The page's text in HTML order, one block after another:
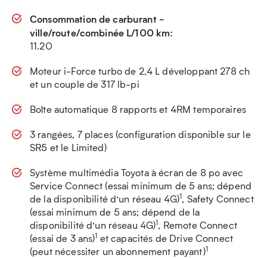
Consommation de carburant -
ville/route/combinée L/100 km:
11.20
Moteur i-Force turbo de 2,4 L développant 278 ch
et un couple de 317 lb-pi
Boîte automatique 8 rapports et 4RM temporaires
3 rangées, 7 places (configuration disponible sur le
SR5 et le Limited)
Système multimédia Toyota à écran de 8 po avec
Service Connect (essai minimum de 5 ans; dépend
de la disponibilité d’un réseau 4G)1, Safety Connect
(essai minimum de 5 ans; dépend de la
disponibilité d’un réseau 4G)1, Remote Connect
(essai de 3 ans)1 et capacités de Drive Connect
(peut nécessiter un abonnement payant)1